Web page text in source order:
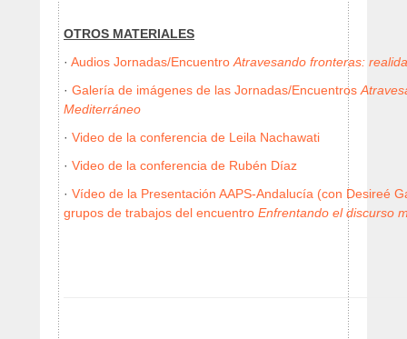
OTROS MATERIALES
· Audios Jornadas/Encuentro Atravesando fronteras:
· Galería de imágenes de las Jornadas/Encuentros
Mediterráneo
· Video de la conferencia de Leila Nachawati
· Video de la conferencia de Rubén Díaz
· Vídeo de la Presentación AAPS-Andalucía (con Desireé
grupos de trabajos del encuentro Enfrentando el discurso